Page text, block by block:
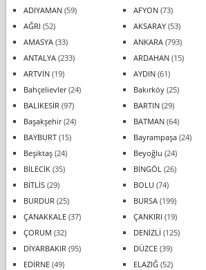
ADIYAMAN(59) AFYON(73)
AĞRI (52) AKSARAY(53)
AMASYA(33) ANKARA(793)
ANTALYA(233) ARDAHAN(15)
ARTVİN(19) AYDIN(61)
Bahçelievler(24) Bakırköy(25)
BALIKESİR (97) BARTIN(29)
Başakşehir(24) BATMAN(64)
BAYBURT(15) Bayrampaşa(24)
Beşiktaş(24) Beyoğlu (24)
BİLECİK(35) BİNGÖL (26)
BİTLİS(29) BOLU (74)
BURDUR (25) BURSA(199)
ÇANAKKALE(37) ÇANKIRI (19)
ÇORUM (32) DENİZLİ (125)
DİYARBAKIR (95) DÜZCE(39)
EDİRNE(49) ELAZIĞ(52)